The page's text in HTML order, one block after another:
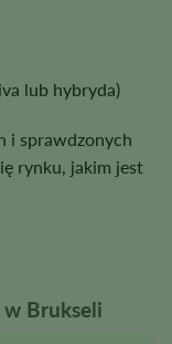
lub hybryda)
i sprawdzonych
rynku, jakim jest
Brukseli